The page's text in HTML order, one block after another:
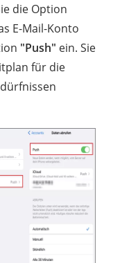
die Option
E-Mail-Konto
"Push" ein. Sie
für die